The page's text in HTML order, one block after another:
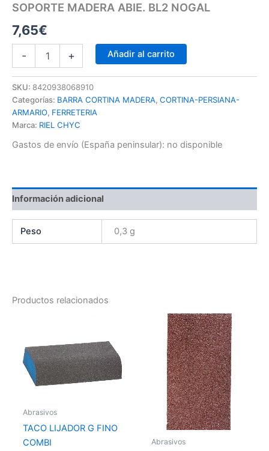
SOPORTE MADERA ABIE. BL2 NOGAL
7,65€
- + Añadir al carrito
SKU: 8420938068910
Categorías: BARRA CORTINA MADERA, CORTINA-PERSIANA-
ARMARIO, FERRETERIA
Marca: RIEL CHYC
Gastos de envío (España peninsular): no disponible
Información adicional
Peso 0,3 g
Productos relacionados
Abrasivos
TACO LIJADOR G FINO
COMBI
Abrasivos